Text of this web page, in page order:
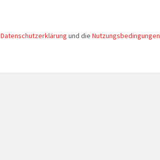
Datenschutzerklärung und die Nutzungsbedingungen